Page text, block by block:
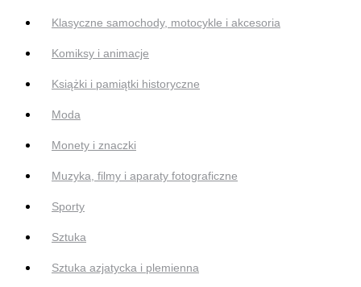
Klasyczne samochody, motocykle i akcesoria
Komiksy i animacje
Książki i pamiątki historyczne
Moda
Monety i znaczki
Muzyka, filmy i aparaty fotograficzne
Sporty
Sztuka
Sztuka azjatycka i plemienna